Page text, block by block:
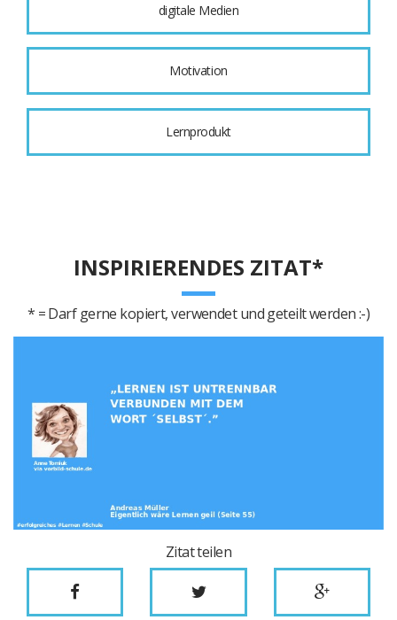
digitale Medien
Motivation
Lernprodukt
INSPIRIERENDES ZITAT*
* = Darf gerne kopiert, verwendet und geteilt werden :-)
Zitat teilen